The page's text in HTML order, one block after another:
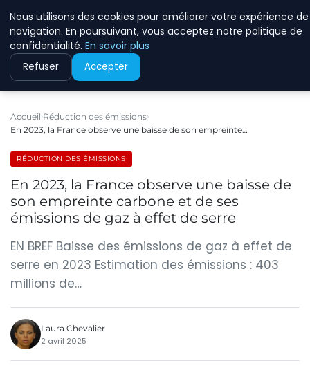
Accueil Réduction des émissions
En 2023, la France observe une baisse de son empreinte…
RÉDUCTION DES ÉMISSIONS
En 2023, la France observe une baisse de
son empreinte carbone et de ses
émissions de gaz à effet de serre
EN BREF Baisse des émissions de gaz à effet de
serre en 2023 Estimation des émissions : 403
millions de…
Laura Chevalier
2 avril 2025
Nous utilisons des cookies pour améliorer votre expérience de
navigation. En poursuivant, vous acceptez notre politique de
confidentialité. En savoir plus
Refuser Accepter